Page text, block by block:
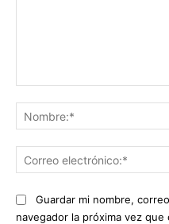
Guardar mi nombre,
navegador la próxima vez que